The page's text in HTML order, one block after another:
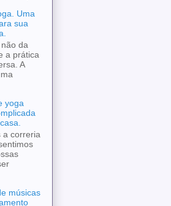
Uma
sua
da
a prática
A
yoga
a correria
músicas